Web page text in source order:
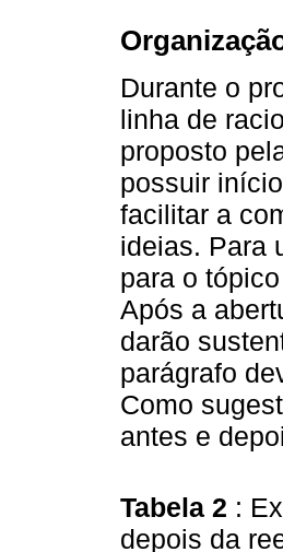
Durante o
linha de
proposto
possuir
facilitar a
ideias. Para
para o
Após a
darão
parágrafo
Como
antes e
Tabela 2 :
depois da